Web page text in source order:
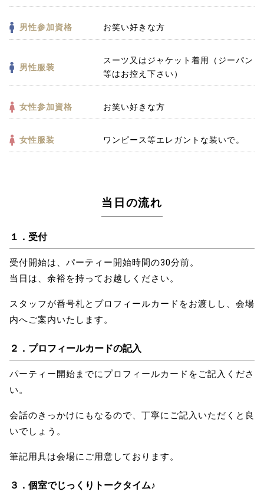
男性参加資格 お笑い好きな方
男性服装
スーツ又はジャケット着用（ジーパン
等はお控え下さい）
女性参加資格 お笑い好きな方
女性服装 ワンピース等エレガントな装いで。
当日の流れ
１．受付
受付開始は、パーティー開始時間の30分前。
当日は、余裕を持ってお越しください。
スタッフが番号札とプロフィールカードをお渡しし、会場
内へご案内いたします。
２．プロフィールカードの記入
パーティー開始までにプロフィールカードをご記入くださ
い。
会話のきっかけにもなるので、丁寧にご記入いただくと良
いでしょう。
筆記用具は会場にご用意しております。
３． 個室でじっくりトークタイム♪